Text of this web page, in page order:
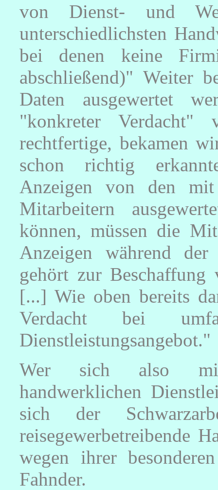
von Dienst- und
unterschiedlichsten
bei denen keine
abschließend)" Weiter
Daten ausgewertet
"konkreter
rechtfertige, bekamen
schon richtig
Anzeigen von den mit
Mitarbeitern
können, müssen die
Anzeigen während
gehört zur Beschaffung
[...] Wie oben bereits
Verdacht bei
Dienstleistungsangebot."
Wer sich also mit
handwerklichen
sich der
reisegewerbetreibende
wegen ihrer
Fahnder.